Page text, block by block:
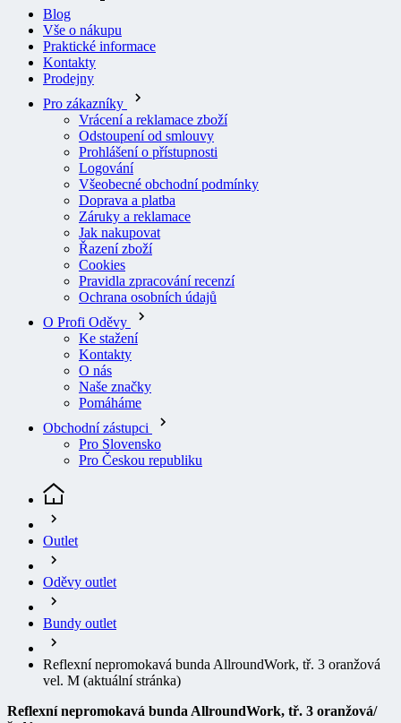
Vše o nákupu
Praktické informace
Kontakty
Prodejny
Pro zákazníky
Vrácení a reklamace zboží
Odstoupení od smlouvy
Prohlášení o přístupnosti
Logování
Všeobecné obchodní podmínky
Doprava a platba
Záruky a reklamace
Jak nakupovat
Řazení zboží
Cookies
Pravidla zpracování recenzí
Ochrana osobních údajů
O Profi Oděvy
Ke stažení
Kontakty
O nás
Naše značky
Pomáháme
Obchodní zástupci
Pro Slovensko
Pro Českou republiku
Outlet
Oděvy outlet
Bundy outlet
Reflexní nepromokavá bunda AllroundWork, tř. 3 oranžová
vel. M(aktuální stránka)
Reflexní nepromokavá bunda AllroundWork, tř. 3 oranžová/
šedá